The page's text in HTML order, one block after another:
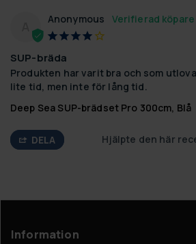
Anonymous
SUP-bräda
Produkten har varit bra och som
lite tid, men inte för lång tid.
Deep Sea SUP-brädset Pro 300cm, Blå
DELA Hjälpte den här
Information